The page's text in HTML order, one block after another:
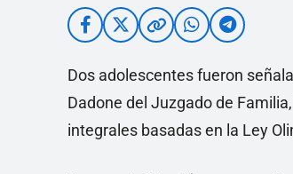
Dos adolescentes fueron
Dadone del Juzgado de
integrales basadas en la Ley